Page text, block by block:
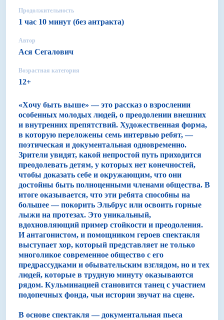
«Хочу быть выше» — это рассказ о взрослении
особенных молодых людей, о преодолении внешних
и внутренних препятствий. Художественная форма,
в которую переложены семь интервью ребят, —
поэтическая и документальная одновременно.
Зрители увидят, какой непростой путь приходится
преодолевать детям, у которых нет конечностей,
чтобы доказать себе и окружающим, что они
достойны быть полноценными членами общества. В
итоге оказывается, что эти ребята способны на
большее — покорить Эльбрус или освоить горные
лыжи на протезах. Это уникальный,
вдохновляющий пример стойкости и преодоления.
И антагонистом, и помощником героев спектакля
выступает хор, который представляет не только
многоликое современное общество с его
предрассудками и обывательским взглядом, но и тех
людей, которые в трудную минуту оказываются
рядом. Кульминацией становится танец с участием
подопечных фонда, чьи истории звучат на сцене.
В основе спектакля — документальная пьеса
Продолжительность
1 час 10 минут (без антракта)
Автор
Ася Сегалович
Возрастная категория
12+